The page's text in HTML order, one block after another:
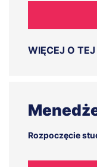
WIĘCEJ O
Rozpoczęcie